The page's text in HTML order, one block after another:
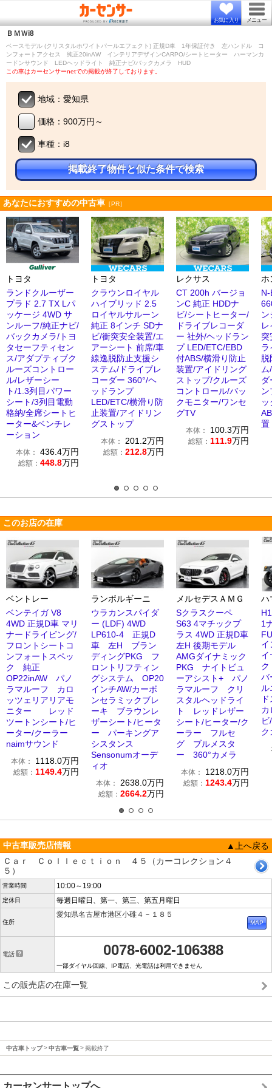
お気に入り メニュー
ＢＭＷi8
ベースモデル (クリスタルホワイトパールエフェクト) 正規D車 1年保証付き 左ハンドル コ
ンフォートアクセス 純正20inAW インテリアデザインCARPO/シートヒーター ハーマンカ
ードンサウンド LEDヘッドライト 純正ナビ/バックカメラ HUD
この車はカーセンサーnetでの掲載が終了しております。
地域：愛知県
価格：900万円～
車種：i8
掲載終了物件と似た条件で検索
あなたにおすすめの中古車 ［PR］
トヨタ
ランドクルーザー
プラド 2.7 TX Lパ
ッケージ 4WD サ
ンルーフ/純正ナビ/
バックカメラ/トヨ
タセーフティセン
ス/アダプティブク
ルーズコントロー
ル/レザーシー
ト/1.3列目パワー
シート/3列目電動
格納/全席シートヒ
ーター&ベンチレ
ーション
本体： 436.4万円
総額： 448.8万円
トヨタ
クラウンロイヤル
ハイブリッド 2.5
ロイヤルサルーン
純正 8インチ SDナ
ビ/衝突安全装置/エ
アーシート 前席/車
線逸脱防止支援シ
ステム/ドライブレ
コーダー 360°/ヘ
ッドランプ
LED/ETC/横滑り防
止装置/アイドリン
グストップ
本体： 201.2万円
総額： 212.8万円
レクサス
CT 200h バージョ
ンC 純正 HDDナ
ビ/シートヒーター/
ドライブレコーダ
ー 社外/ヘッドラン
プ LED/ETC/EBD
付ABS/横滑り防止
装置/アイドリング
ストップ/クルーズ
コントロール/バッ
クモニター/ワンセ
グTV
本体： 100.3万円
総額： 111.9万円
ホ
突
ラ
脱
置
このお店の在庫
ベントレー
ベンテイガ V8
4WD 正規D車 マリ
ナードライビング/
フロントシートコ
ンフォートスペッ
ク 純正
OP22inAW パノ
ラマルーフ カロ
ッツェリアリアモ
ニター レッド
ツートンシート/ヒ
ーター/クーラー
naimサウンド
本体： 1118.0万円
総額： 1149.4万円
ランボルギーニ
ウラカンスパイダ
ー (LDF) 4WD
LP610-4 正規D
車 左H ブラン
ディングPKG フ
ロントリフティン
グシステム OP20
インチAW/カーボ
ンセラミックブレ
ーキ ブラウンレ
ザーシート/ヒータ
ー パーキングア
シスタンス
Sensonumオーデ
ィオ
本体： 2638.0万円
総額： 2664.2万円
メルセデスＡＭＧ
Sクラスクーペ
S63 4マチックプ
ラス 4WD 正規D車
左H 後期モデル
AMGダイナミック
PKG ナイトビュ
ーアシスト+ パノ
ラマルーフ クリ
スタルヘッドライ
ト レッドレザー
シート/ヒーター/ク
ーラー フルセ
グ ブルメスタ
ー 360°カメラ
本体： 1218.0万円
総額： 1243.4万円
ハ
1
イ
バ
カ
ク
中古車販売店情報
▲上へ戻る
Ｃａｒ Ｃｏｌｌｅｃｔｉｏｎ ４５（カーコレクション４
５）
営業時間 10:00～19:00
定休日 毎週日曜日、第一、第三、第五月曜日
住所
愛知県名古屋市港区小碓４－１８５
電話 0078-6002-106388
一部ダイヤル回線、IP電話、光電話は利用できません
この販売店の在庫一覧
中古車トップ 中古車一覧 掲載終了
カーセンサートップへ